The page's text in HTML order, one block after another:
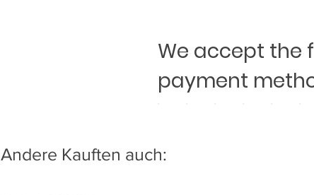
We accept the
payment
Andere Kauften auch: